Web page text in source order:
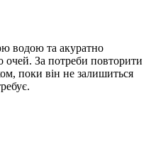
водою та акуратно
очей. За потреби повторити
поки він не залишиться